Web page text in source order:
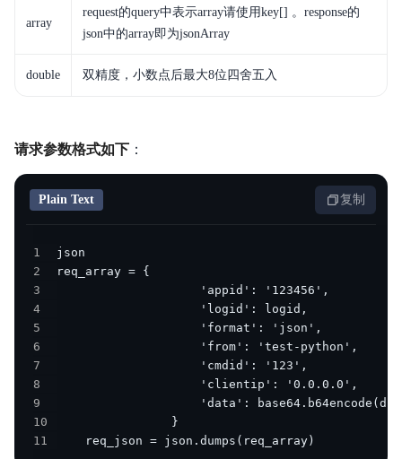
array
request的query中表示array请使用key[] 。response的
json中的array即为jsonArray
double 双精度，小数点后最大8位四舍五入
请求参数格式如下 ：
Plain Text 复制
1
2
3
4
5
6
7
8
9
10
11
    req_json = json.dumps(req_array)